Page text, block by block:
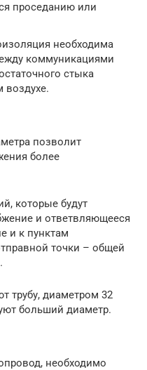
проседанию или
необходима
коммуникациями
стыка
воздухе.
позволит
более
которые будут
и ответвляющееся
и к пунктам
точки – общей
трубу, диаметром 32
больший диаметр.
необходимо